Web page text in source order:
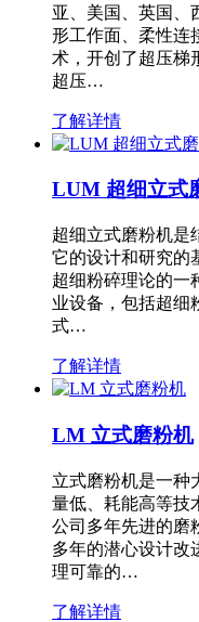
亚、美国、英国、
形工作面、柔性连
术，开创了超压梯
超压…
了解详情
LUM 超细立式
超细立式磨粉机是
它的设计和研究的
超细粉碎理论的一
业设备，包括超细
式…
了解详情
LM 立式磨粉机
立式磨粉机是一种
量低、耗能高等技
公司多年先进的磨
多年的潜心设计改
理可靠的…
了解详情